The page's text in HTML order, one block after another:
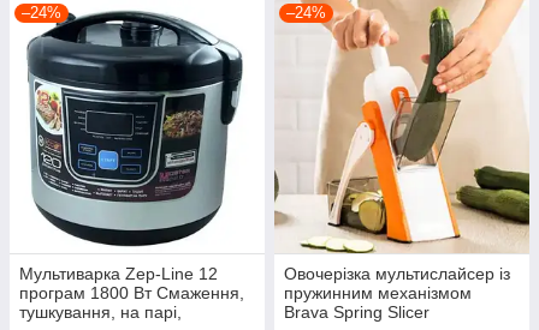
–24%
Мультиварка Zep-Line 12
програм 1800 Вт Смаження,
тушкування, на парі,
–24%
Овочерізка мультислайсер із
пружинним механізмом
Brava Spring Slicer